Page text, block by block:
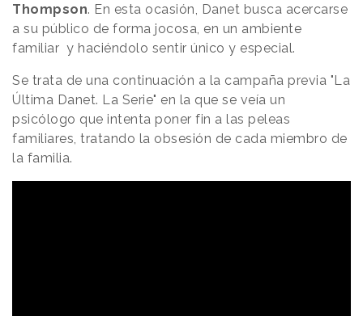
Thompson. En esta ocasión, Danet busca acercarse
a su público de forma jocosa, en un ambiente
familiar y haciéndolo sentir único y especial.
Se trata de una continuación a la campaña previa "La
Última Danet. La Serie" en la que se veía un
psicólogo que intenta poner fin a las peleas
familiares, tratando la obsesión de cada miembro de
la familia.